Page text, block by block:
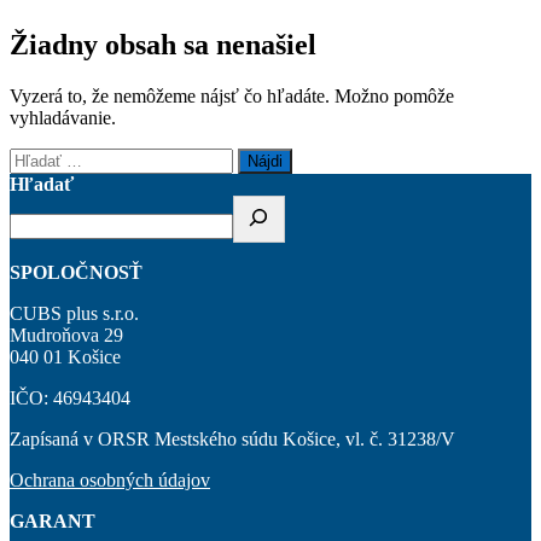
Žiadny obsah sa nenašiel
Vyzerá to, že nemôžeme nájsť čo hľadáte. Možno pomôže
vyhladávanie.
Hľadať:
Hľadať
SPOLOČNOSŤ
CUBS plus s.r.o.
Mudroňova 29
040 01 Košice
IČO: 46943404
Zapísaná v ORSR Mestského súdu Košice, vl. č. 31238/V
Ochrana osobných údajov
GARANT